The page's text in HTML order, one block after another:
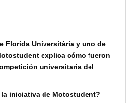
Florida Universitària y uno de
explica cómo fueron
universitaria del
iniciativa de Motostudent?